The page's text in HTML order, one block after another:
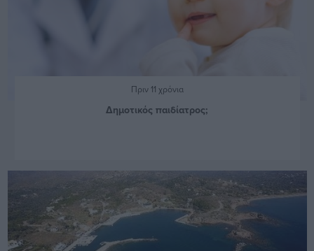
Πριν 11 χρόνια
Δημοτικός παιδίατρος;